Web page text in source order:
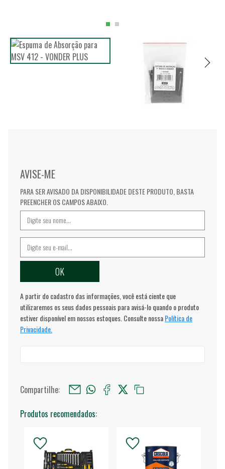
AVISE-ME
PARA SER AVISADO DA DISPONIBILIDADE DESTE PRODUTO, BASTA
PREENCHER OS CAMPOS ABAIXO.
A partir do cadastro das informações, você está ciente que
utilizaremos os seus dados pessoais para avisá-lo quando o produto
estiver disponível em nossos estoques. Consulte nossaPolítica de
Privacidade.
Compartilhe:
Produtos recomendados: